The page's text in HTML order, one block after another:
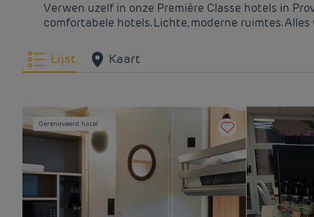
Verwen uzelf in onze Première Classe hotels in
comfortabele hotels. Lichte, moderne ruimtes.
Lijst Kaart
Gerenoveerd hotel